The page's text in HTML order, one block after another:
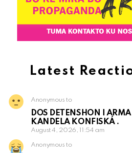
Latest
Anonymous to
DOS DETENSHON I ARMA
KANDELA KONFISKÁ .
August 4, 2026, 11:54 am
Anonymous to